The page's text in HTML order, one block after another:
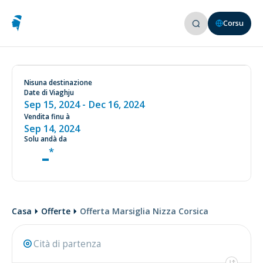
Corsu
Nisuna destinazione
Date di Viaghju
Sep 15, 2024- Dec 16, 2024
Vendita finu à
Sep 14, 2024
Solu andà da
-
Casa Offerte Offerta Marsiglia Nizza Corsica